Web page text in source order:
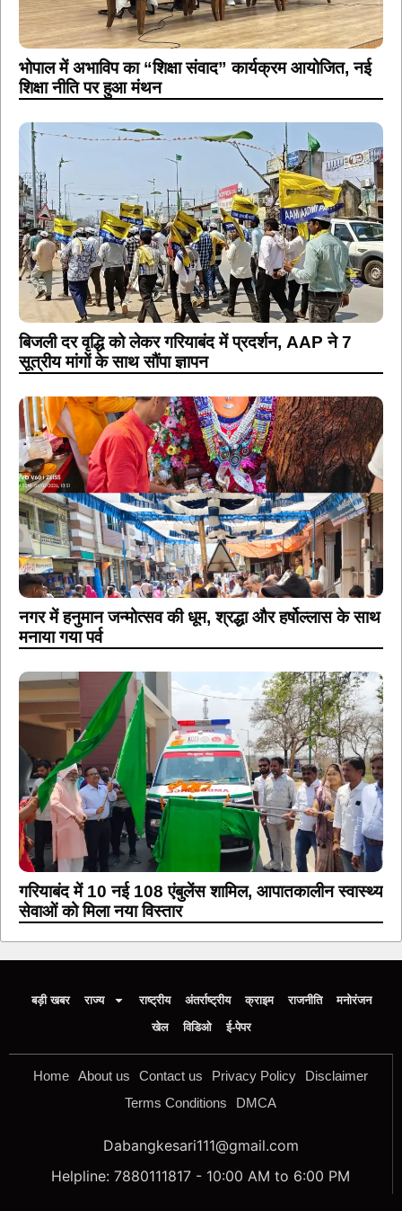
भोपाल में अभाविप का “शिक्षा संवाद” कार्यक्रम आयोजित, नई
शिक्षा नीति पर हुआ मंथन
बिजली दर वृद्धि को लेकर गरियाबंद में प्रदर्शन, AAP ने 7
सूत्रीय मांगों के साथ सौंपा ज्ञापन
नगर में हनुमान जन्मोत्सव की धूम, श्रद्धा और हर्षोल्लास के साथ
मनाया गया पर्व
गरियाबंद में 10 नई 108 एंबुलेंस शामिल, आपातकालीन स्वास्थ्य
सेवाओं को मिला नया विस्तार
बड़ी खबर राज्य राष्ट्रीय अंतर्राष्ट्रीय क्राइम राजनीति
मनोरंजन
खेल
विडिओ ई-पेपर
Home About us Contact us Privacy Policy
Disclaimer
Terms Conditions
DMCA
Dabangkesari111@gmail.com
Helpline: 7880111817 - 10:00 AM to 6:00 PM